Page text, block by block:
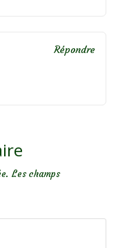
Répondre
Les champs